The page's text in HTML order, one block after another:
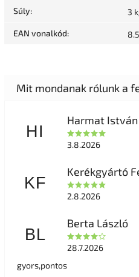
Súly: 3
EAN vonalkód:
HI
Harmat István
3.8.2026
KF
Kerékgyártó
2.8.2026
BL
Berta László
28.7.2026
gyors,pontos